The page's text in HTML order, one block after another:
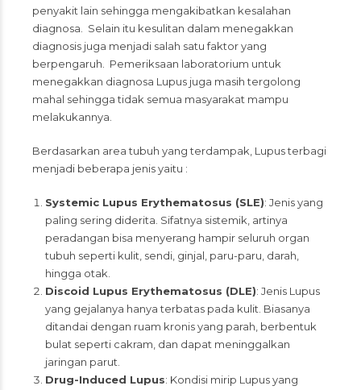
penyakit lain sehingga mengakibatkan kesalahan
diagnosa. Selain itu kesulitan dalam menegakkan
diagnosis juga menjadi salah satu faktor yang
berpengaruh. Pemeriksaan laboratorium untuk
menegakkan diagnosa Lupus juga masih tergolong
mahal sehingga tidak semua masyarakat mampu
melakukannya.
Berdasarkan area tubuh yang terdampak, Lupus terbagi
menjadi beberapa jenis yaitu :
Systemic Lupus Erythematosus (SLE): Jenis yang
paling sering diderita. Sifatnya sistemik, artinya
peradangan bisa menyerang hampir seluruh organ
tubuh seperti kulit, sendi, ginjal, paru-paru, darah,
hingga otak.
Discoid Lupus Erythematosus (DLE): Jenis Lupus
yang gejalanya hanya terbatas pada kulit. Biasanya
ditandai dengan ruam kronis yang parah, berbentuk
bulat seperti cakram, dan dapat meninggalkan
jaringan parut.
Drug-Induced Lupus: Kondisi mirip Lupus yang